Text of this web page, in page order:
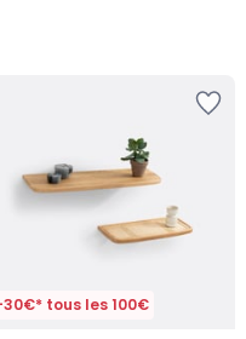
tous les 100€